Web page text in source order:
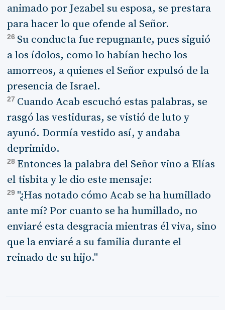
animado por Jezabel su esposa, se prestara
para hacer lo que ofende al Señor.
26 Su conducta fue repugnante, pues siguió
a los ídolos, como lo habían hecho los
amorreos, a quienes el Señor expulsó de la
presencia de Israel.
27 Cuando Acab escuchó estas palabras, se
rasgó las vestiduras, se vistió de luto y
ayunó. Dormía vestido así, y andaba
deprimido.
28 Entonces la palabra del Señor vino a Elías
el tisbita y le dio este mensaje:
29 "¿Has notado cómo Acab se ha humillado
ante mí? Por cuanto se ha humillado, no
enviaré esta desgracia mientras él viva, sino
que la enviaré a su familia durante el
reinado de su hijo."